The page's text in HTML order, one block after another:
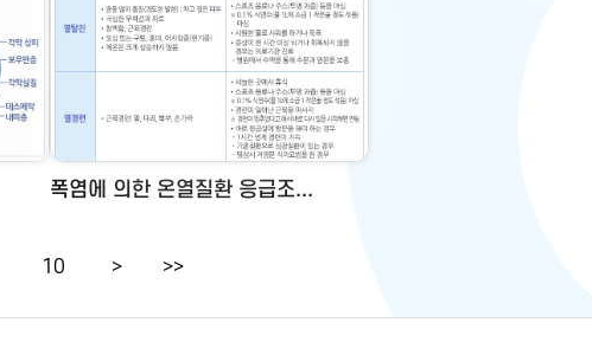
폭염에 의한 온열질환 응급조...
10 > >>